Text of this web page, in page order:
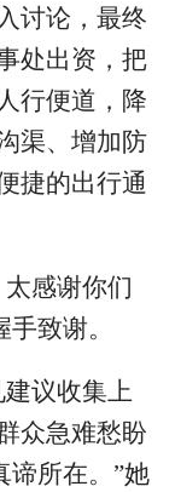
讨论，最终
处出资，把
行便道，降
渠、增加防
捷的出行通
感谢你们
致谢。
议收集上
众急难愁盼
谛所在。”她